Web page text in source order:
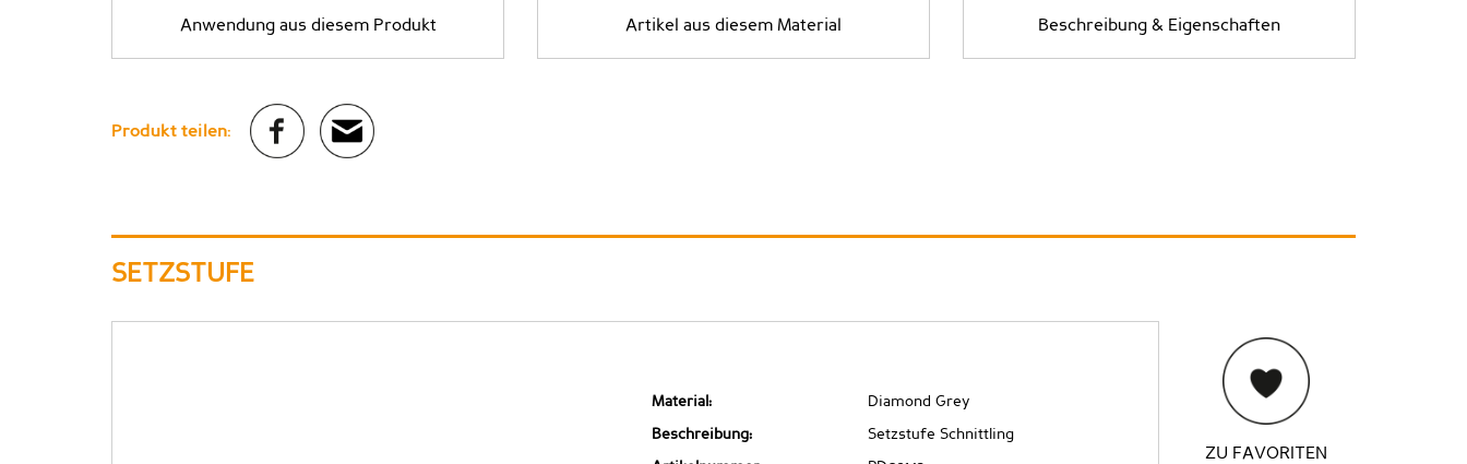
Anwendung aus diesem Produkt Artikel aus diesem Material Beschreibung & Eigenschaften
Produkt teilen:
SETZSTUFE
Material: Diamond Grey
Beschreibung: Setzstufe Schnittling
ZU FAVORITEN